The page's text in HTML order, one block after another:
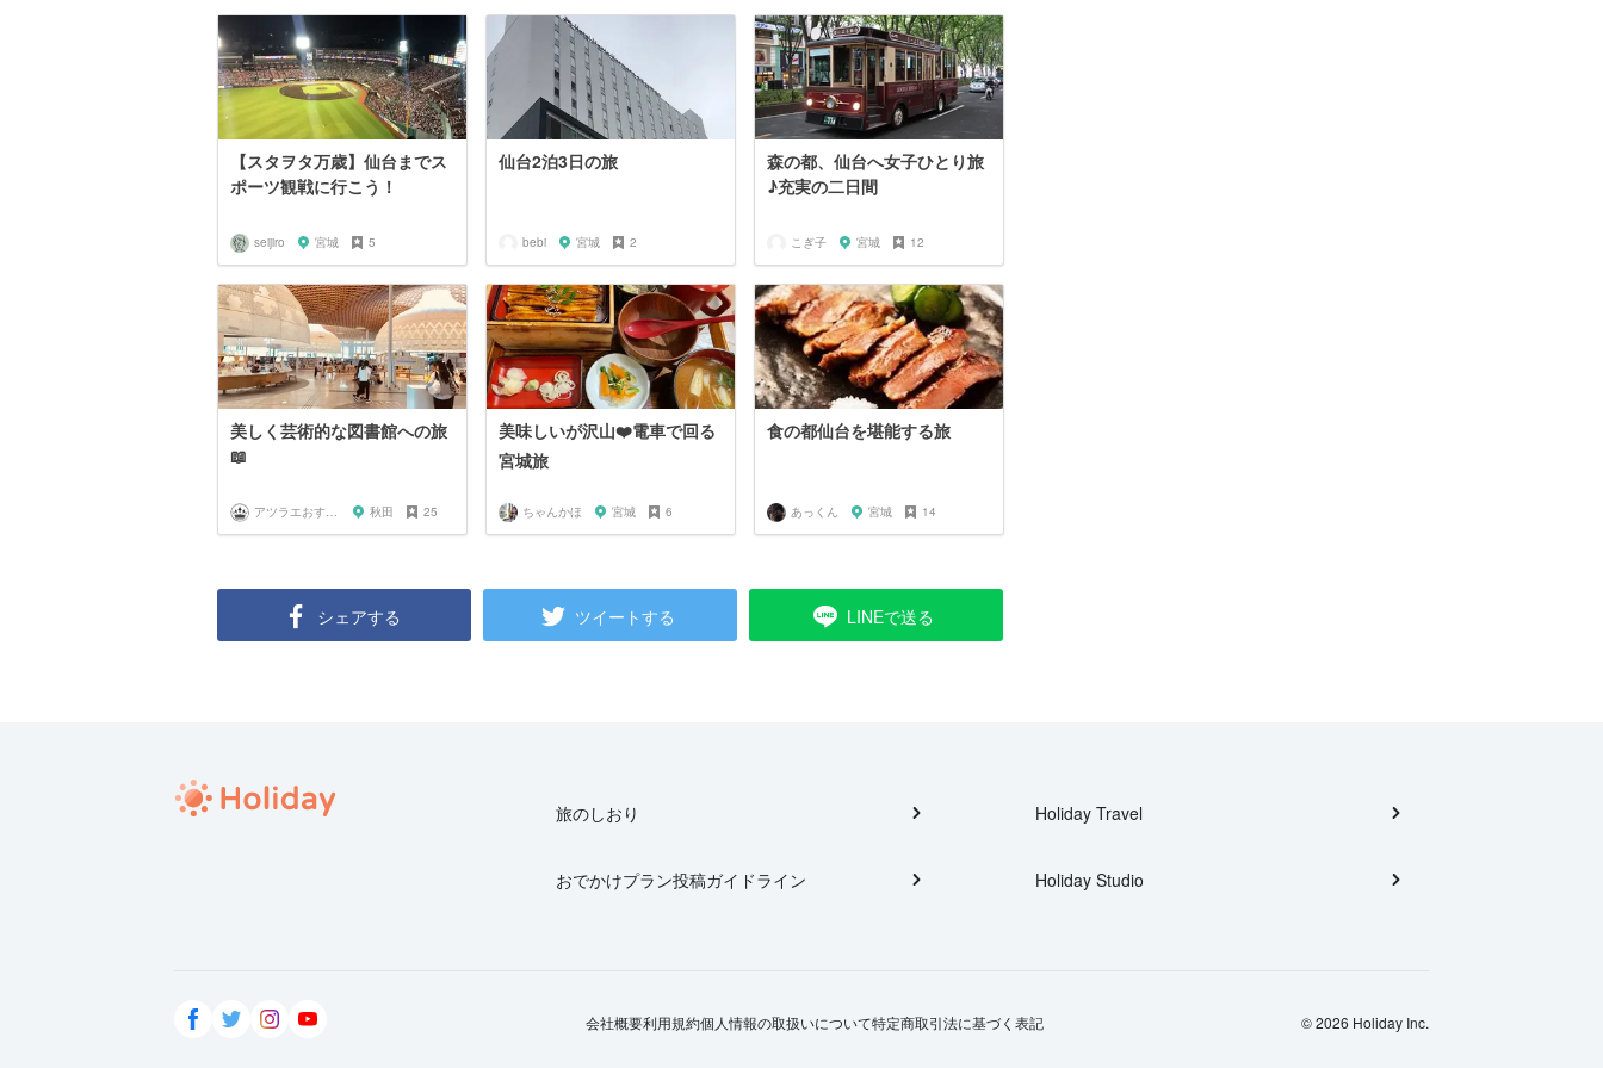
【スタヲタ万歳】仙台までス
ポーツ観戦に行こう！
seijiro 宮城 5
仙台2泊3日の旅
bebi 宮城 2
森の都、仙台へ女子ひとり旅
♪充実の二日間
こぎ子 宮城 12
美しく芸術的な図書館への旅
📖
アツラエおすすめ旅プラン！ 秋田 25
美味しいが沢山❤️電車で回る
宮城旅
ちゃんかほ 宮城 6
食の都仙台を堪能する旅
あっくん 宮城 14
シェアする ツイートする LINEで送る
旅のしおり
おでかけプラン投稿ガイドライン
Holiday Travel
Holiday Studio
会社概要利用規約個人情報の取扱いについて特定商取引法に基づく表記 © 2026 Holiday Inc.